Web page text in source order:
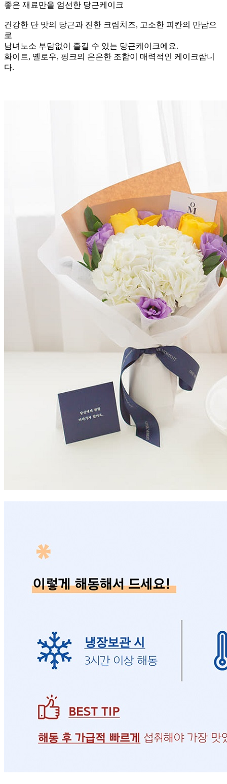
좋은 재료만을 엄선한 당근케이크
건강한 단 맛의 당근과 진한 크림치즈, 고소한 피칸의 만남으
로
남녀노소 부담없이 즐길 수 있는 당근케이크에요.
화이트, 옐로우, 핑크의 은은한 조합이 매력적인 케이크랍니
다.